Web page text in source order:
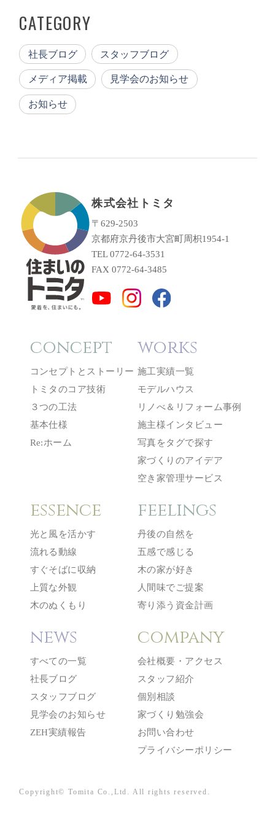
CATEGORY
社長ブログ スタッフブログ
メディア掲載 見学会のお知らせ
お知らせ
株式会社トミタ
〒629-2503
京都府京丹後市大宮町周枳1954-1
TEL 0772-64-3531
FAX 0772-64-3485
concept
コンセプトとストーリー
トミタのコア技術
３つの工法
基本仕様
Re:ホーム
works
施工実績一覧
モデルハウス
リノべ＆リフォーム事例
施主様インタビュー
写真をタグで探す
家づくりのアイデア
空き家管理サービス
essence
光と風を活かす
流れる動線
すぐそばに収納
上質な外観
木のぬくもり
feelings
丹後の自然を
五感で感じる
木の家が好き
人間味でご提案
寄り添う資金計画
news
すべての一覧
社長ブログ
スタッフブログ
見学会のお知らせ
ZEH実績報告
company
会社概要・アクセス
スタッフ紹介
個別相談
家づくり勉強会
お問い合わせ
プライバシーポリシー
Copyright© Tomita Co.,Ltd. All rights reserved.